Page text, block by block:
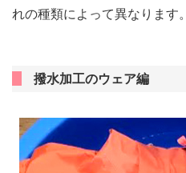
れの種類によって異なります。
撥水加工のウェア編